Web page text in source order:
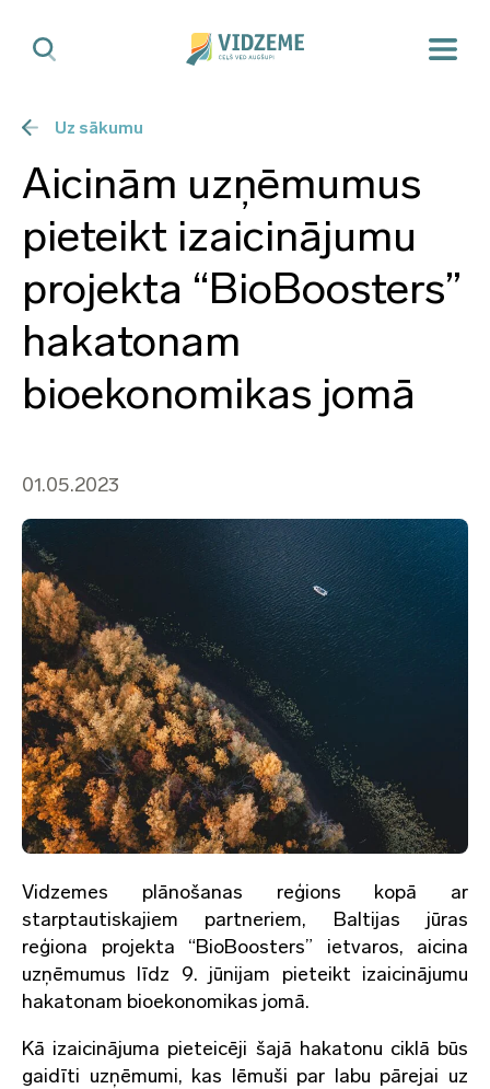
Uz sākumu
Aicinām uzņēmumus
pieteikt izaicinājumu
projekta “BioBoosters”
hakatonam
bioekonomikas jomā
01.05.2023
Vidzemes plānošanas reģions kopā ar
starptautiskajiem partneriem, Baltijas jūras
reģiona projekta “BioBoosters” ietvaros, aicina
uzņēmumus līdz 9. jūnijam pieteikt izaicinājumu
hakatonam bioekonomikas jomā.
Kā izaicinājuma pieteicēji šajā hakatonu ciklā būs
gaidīti uzņēmumi, kas lēmuši par labu pārejai uz